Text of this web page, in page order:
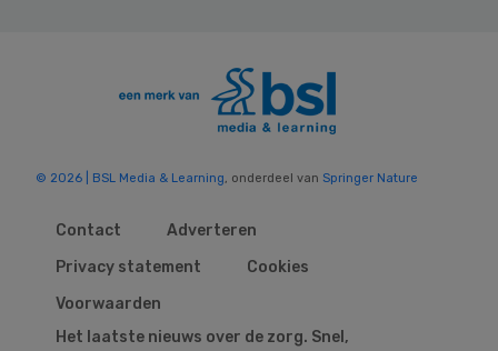
© 2026 | BSL Media & Learning, onderdeel van Springer Nature
Contact
Adverteren
Privacy statement
Cookies
Voorwaarden
Het laatste nieuws over de zorg. Snel,